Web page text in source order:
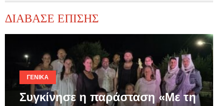
ΔΙΑΒΑΣΕ ΕΠΙΣΗΣ
ΓΕΝΙΚΆ
Συγκίνησε η παράσταση «Με τη